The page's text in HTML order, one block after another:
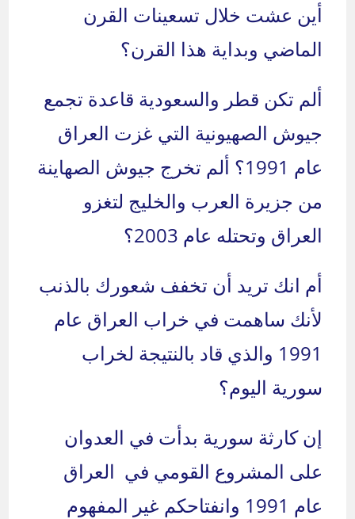
أين عشت خلال تسعينات القرن
الماضي وبداية هذا القرن؟
ألم تكن قطر والسعودية قاعدة تجمع
جيوش الصهيونية التي غزت العراق
عام 1991؟ ألم تخرج جيوش الصهاينة
من جزيرة العرب والخليج لتغزو
العراق وتحتله عام 2003؟
أم انك تريد أن تخفف شعورك بالذنب
لأنك ساهمت في خراب العراق عام
1991 والذي قاد بالنتيجة لخراب
سورية اليوم؟
إن كارثة سورية بدأت في العدوان
على المشروع القومي في العراق
عام 1991 وانفتاحكم غير المفهوم